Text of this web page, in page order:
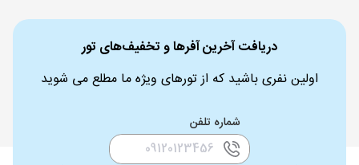
دریافت آخرین آفرها و تخفیف‌های تور
اولین نفری باشید که از تورهای ویژه ما مطلع می شوید
شماره تلفن